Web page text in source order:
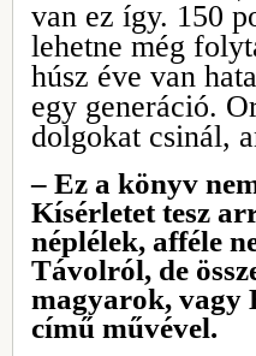
van ez így. 150
lehetne még
húsz éve van
egy generáció.
dolgokat csinál,
– Ez a könyv
Kísérletet tesz
néplélek, afféle
Távolról, de
magyarok, vagy
című művével.